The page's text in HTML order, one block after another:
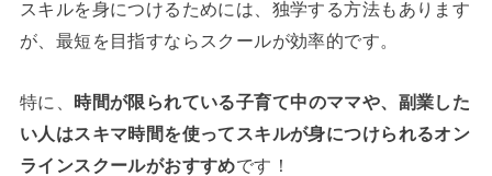
スキルを身につけるためには、独学する方法もあります
が、最短を目指すならスクールが効率的です。
特に、 時間が限られている子育て中のママや、副業した
い人はスキマ時間を使ってスキルが身につけられるオン
ラインスクールがおすすめです！